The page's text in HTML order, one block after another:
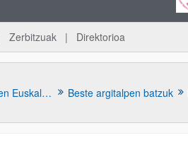
Zerbitzuak Direktorioa
Medikuntza eta Zientzia Historiaren Euskal Museoa Beste argitalpen batzuk